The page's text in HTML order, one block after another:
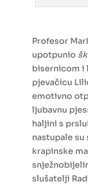
Profesor
upotpunio
bisernicom i
pjevačicu
emotivno
ljubavnu
haljini s
nastupale
krapinske
slušatelji